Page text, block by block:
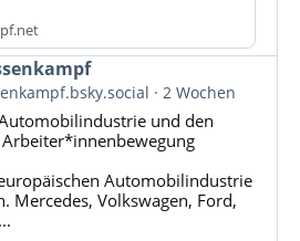
2 Wochen
und den
Automobilindustrie
Mercedes, Volkswagen, Ford,